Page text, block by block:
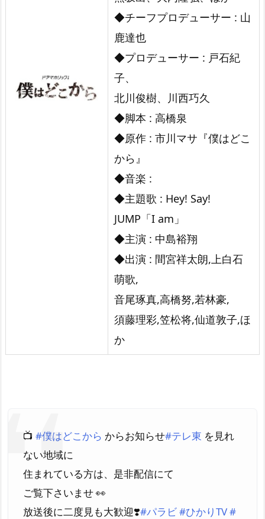
◆チーフプロデューサー : 山
鹿達也
◆プロデューサー : 戸石紀
子、
北川俊樹、川西巧久
◆脚本 : 高橋泉
◆原作 : 市川マサ『僕はどこ
から』
◆音楽 :
◆主題歌 : Hey! Say!
JUMP「I am」
◆主演 : 中島裕翔
◆出演 : 間宮祥太朗,上白石
萌歌,
音尾琢真,高橋努,若林豪,
須藤理彩,笠松将,仙道敦子,ほ
か
📺 #僕はどこから からお知らせ#テレ東 を見れ
ない地域に
住まれている方は、是非配信にて
ご覧下さいませ 👀
放送後に二度見も大歓迎❣️#パラビ#ひかりTV#